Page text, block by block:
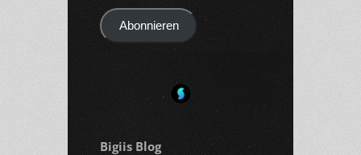
Mail-
AdresseAbonnieren
Bigiis Blog